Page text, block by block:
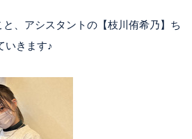
、アシスタントの【枝川侑希乃】ち
いきます♪